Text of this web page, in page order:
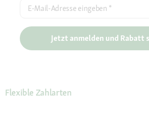
E-Mail-Adresse eingeben *
Jetzt anmelden und Rabatt
Flexible Zahlarten